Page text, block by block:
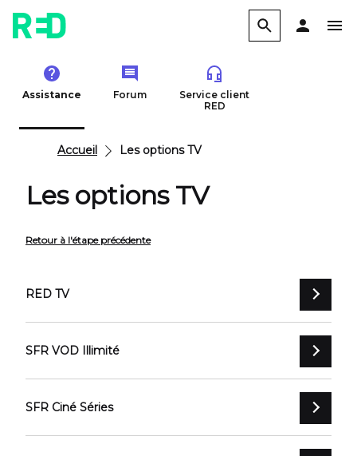
Assistance Forum
Service client
RED
Accueil Les options TV
Les options TV
Retour à l'étape précédente
RED TV
SFR VOD Illimité
SFR Ciné Séries